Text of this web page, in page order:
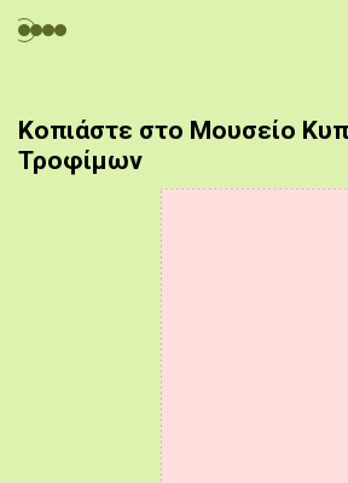
Κοπιάστε στο Μουσείο
Τροφίμων